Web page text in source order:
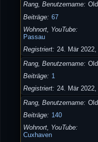
Rang, Benutzername
Beiträge 67
Wohnort, YouTube
Passau
Registriert 24. Mär 2022,
Rang, Benutzername
Beiträge
1
Registriert 24. Mär 2022,
Rang, Benutzername
Beiträge
140
Wohnort, YouTube
Cuxhaven